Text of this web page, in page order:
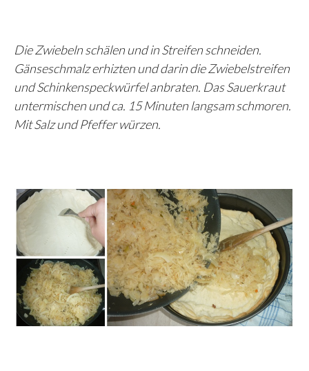
Die Zwiebeln schälen und in Streifen schneiden.
Gänseschmalz erhizten und darin die Zwiebelstreifen
und Schinkenspeckwürfel anbraten. Das Sauerkraut
untermischen und ca. 15 Minuten langsam schmoren.
Mit Salz und Pfeffer würzen.